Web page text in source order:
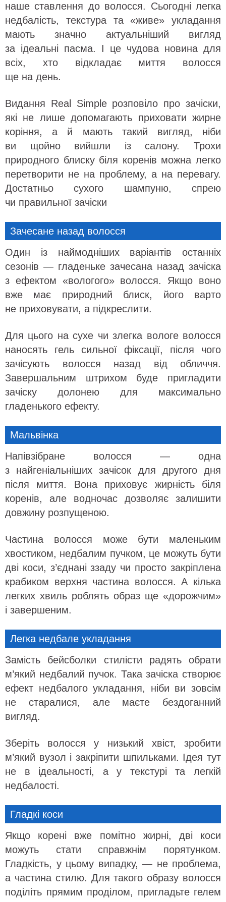
наше ставлення до волосся. Сьогодні легка
недбалість, текстура та «живе» укладання
мають значно актуальніший вигляд
за ідеальні пасма. І це чудова новина для
всіх, хто відкладає миття волосся
ще на день.
Видання Real Simple розповіло про зачіски,
які не лише допомагають приховати жирне
коріння, а й мають такий вигляд, ніби
ви щойно вийшли із салону. Трохи
природного блиску біля коренів можна легко
перетворити не на проблему, а на перевагу.
Достатньо сухого шампуню, спрею
чи правильної зачіски
Зачесане назад волосся
Один із наймодніших варіантів останніх
сезонів — гладеньке зачесана назад зачіска
з ефектом «вологого» волосся. Якщо воно
вже має природний блиск, його варто
не приховувати, а підкреслити.
Для цього на сухе чи злегка вологе волосся
наносять гель сильної фіксації, після чого
зачісують волосся назад від обличчя.
Завершальним штрихом буде пригладити
зачіску долонею для максимально
гладенького ефекту.
Мальвінка
Напівзібране волосся — одна
з найгеніальніших зачісок для другого дня
після миття. Вона приховує жирність біля
коренів, але водночас дозволяє залишити
довжину розпущеною.
Частина волосся може бути маленьким
хвостиком, недбалим пучком, це можуть бути
дві коси, з’єднані ззаду чи просто закріплена
крабиком верхня частина волосся. А кілька
легких хвиль роблять образ ще «дорожчим»
і завершеним.
Легка недбале укладання
Замість бейсболки стилісти радять обрати
м’який недбалий пучок. Така зачіска створює
ефект недбалого укладання, ніби ви зовсім
не старалися, але маєте бездоганний
вигляд.
Зберіть волосся у низький хвіст, зробити
м’який вузол і закріпити шпильками. Ідея тут
не в ідеальності, а у текстурі та легкій
недбалості.
Гладкі коси
Якщо корені вже помітно жирні, дві коси
можуть стати справжнім порятунком.
Гладкість, у цьому випадку, — не проблема,
а частина стилю. Для такого образу волосся
поділіть прямим проділом, пригладьте гелем